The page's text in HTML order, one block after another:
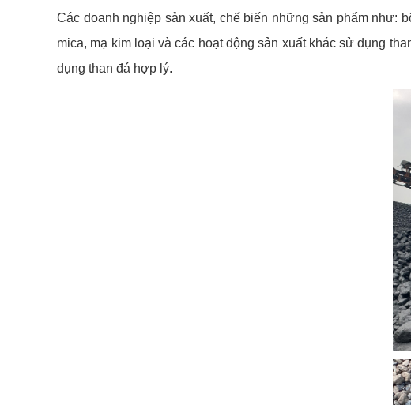
Các doanh nghiệp sản xuất, chế biến những sản phẩm như:
mica, mạ kim loại và các hoạt động sản xuất khác sử dụng
dụng than đá hợp lý.